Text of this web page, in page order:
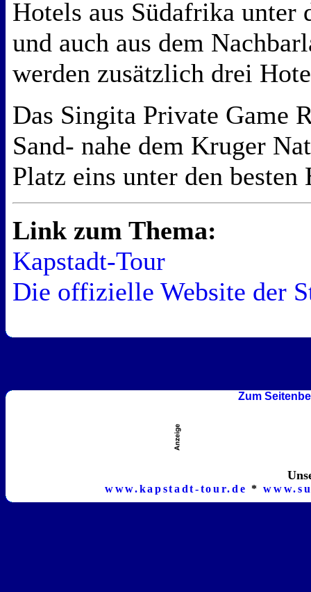
Hotels aus Südafrika unter
und auch aus dem
werden zusätzlich drei
Das Singita Private Game
Sand- nahe dem Kruger
Platz eins unter den
Link zum Thema:
Kapstadt-Tour
Die offizielle Website der
Zum
www.kapstadt-tour.de *